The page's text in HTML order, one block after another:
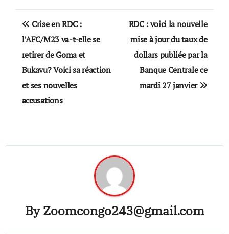
Post
navigation
Crise en RDC :
l’AFC/M23 va-t-elle se
retirer de Goma et
Bukavu? Voici sa réaction
et ses nouvelles
accusations
RDC : voici la nouvelle
mise à jour du taux de
dollars publiée par la
Banque Centrale ce
mardi 27 janvier
ByZoomcongo243@gmail.com